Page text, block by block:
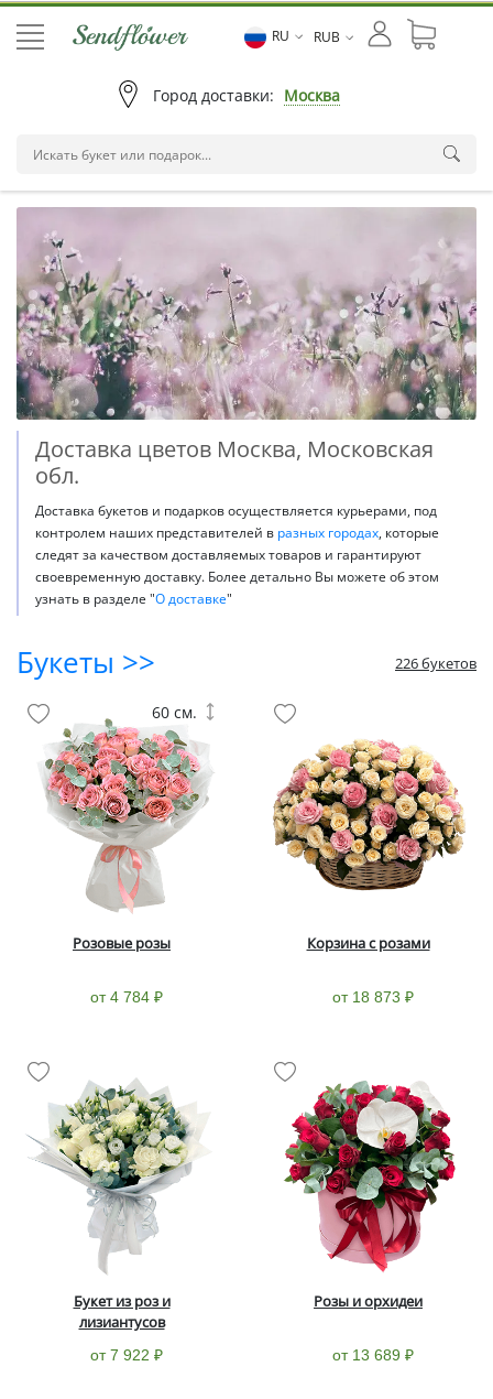
RU RUB
Город доставки: Москва
Доставка цветов Москва, Московская
обл.
Доставка букетов и подарков осуществляется курьерами, под
контролем наших представителей в разных городах, которые
следят за качеством доставляемых товаров и гарантируют
своевременную доставку. Более детально Вы можете об этом
узнать в разделе "О доставке"
Букеты >> 226 букетов
Розовые розы
от 4 784 ₽
60 см.
Корзина с розами
от 18 873 ₽
Букет из роз и
лизиантусов
от 7 922 ₽
Розы и орхидеи
от 13 689 ₽